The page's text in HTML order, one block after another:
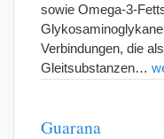
sowie Omega-3-
Verbindungen, die
Gleitsubstanzen…
Guarana